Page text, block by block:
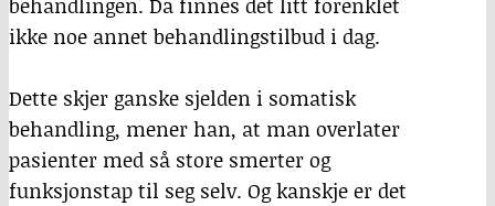
ikke noe annet behandlingstilbud i dag.
Dette skjer ganske sjelden i somatisk
behandling, mener han, at man overlater
pasienter med så store smerter og
funksjonstap til seg selv. Og kanskje er det